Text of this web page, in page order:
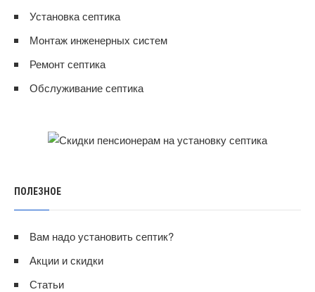
Установка септика
Монтаж инженерных систем
Ремонт септика
Обслуживание септика
ПОЛЕЗНОЕ
Вам надо установить септик?
Акции и скидки
Статьи